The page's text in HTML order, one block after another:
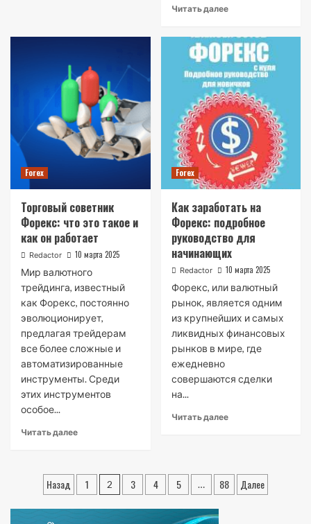
Читать далее
Forex
Торговый советник
Форекс: что это такое и
как он работает
Redactor 10 марта 2025
Мир валютного
трейдинга, известный
как Форекс, постоянно
эволюционирует,
предлагая трейдерам
все более сложные и
автоматизированные
инструменты. Среди
этих инструментов
особое...
Читать далее
Forex
Как заработать на
Форекс: подробное
руководство для
начинающих
Redactor 10 марта 2025
Форекс, или валютный
рынок, является одним
из крупнейших и самых
ликвидных финансовых
рынков в мире, где
ежедневно
совершаются сделки
на...
Читать далее
Пагинация
записей
Назад 1 2 3 4 5 … 88 Далее